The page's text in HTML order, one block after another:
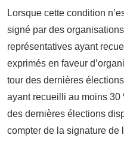
Lorsque cette condition
signé par des
représentatives ayant
exprimés en faveur
tour des dernières
ayant recueilli au moins 30
des dernières élections
compter de la signature de